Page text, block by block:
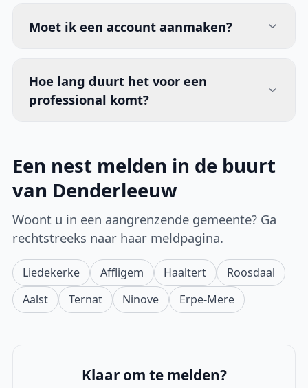
Moet ik een account aanmaken?
Hoe lang duurt het voor een
professional komt?
Een nest melden in de buurt
van Denderleeuw
Woont u in een aangrenzende gemeente? Ga
rechtstreeks naar haar meldpagina.
Liedekerke Affligem Haaltert
Roosdaal
Aalst
Ternat Ninove Erpe-Mere
Klaar om te melden?